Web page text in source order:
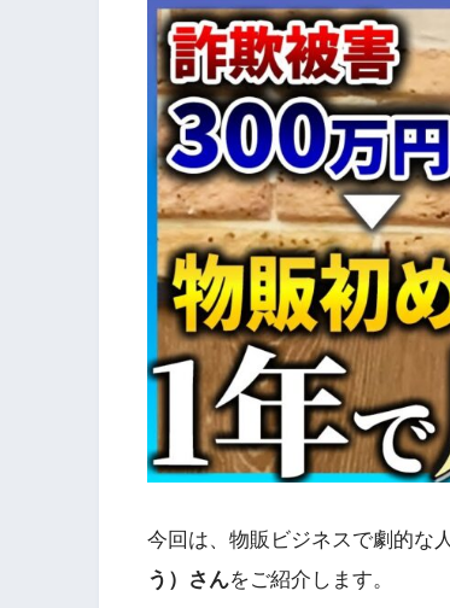
今回は、物販ビジネスで劇的な
う）さんをご紹介します。